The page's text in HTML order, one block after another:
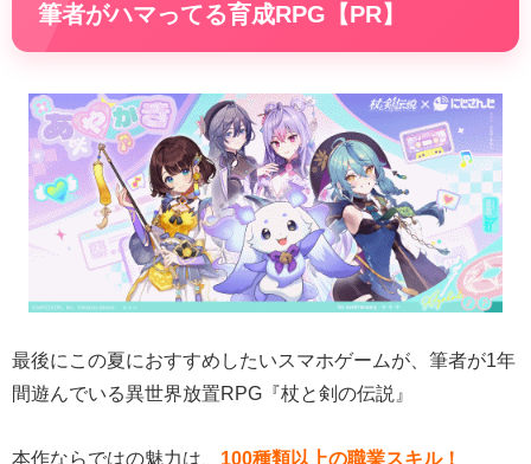
筆者がハマってる育成RPG【PR】
最後にこの夏におすすめしたいスマホゲームが、筆者が1年
間遊んでいる異世界放置RPG『杖と剣の伝説』
本作ならではの魅力は、 100種類以上の職業スキル！